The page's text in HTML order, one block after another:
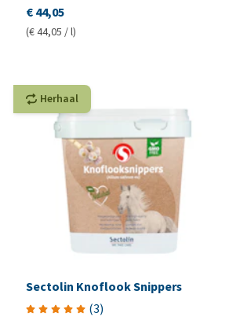
€ 44,05
(€ 44,05 / l)
Herhaal
Sectolin Knoflook Snippers
(3)